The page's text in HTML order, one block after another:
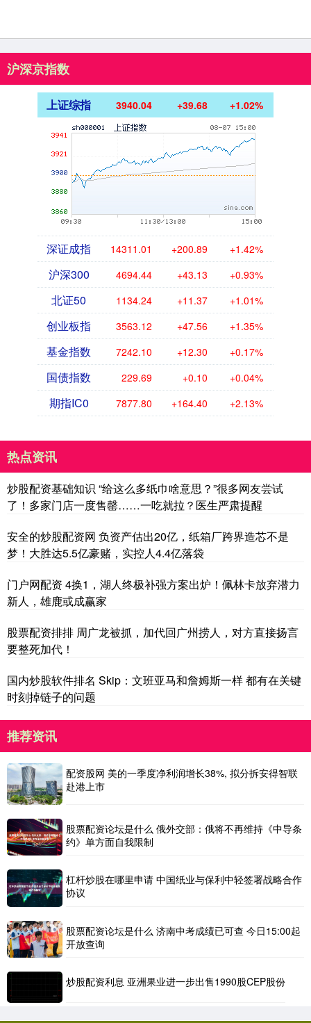
沪深京指数
上证综指 3940.04 +39.68 +1.02%
深证成指 14311.01 +200.89 +1.42%
沪深300 4694.44 +43.13 +0.93%
北证50 1134.24 +11.37 +1.01%
创业板指 3563.12 +47.56 +1.35%
基金指数 7242.10 +12.30 +0.17%
国债指数 229.69 +0.10 +0.04%
期指IC0 7877.80 +164.40 +2.13%
热点资讯
炒股配资基础知识 “给这么多纸巾啥意思？”很多网友尝试
了！多家门店一度售罄……一吃就拉？医生严肃提醒
安全的炒股配资网 负资产估出20亿，纸箱厂跨界造芯不是
梦！大胜达5.5亿豪赌，实控人4.4亿落袋
门户网配资 4换1，湖人终极补强方案出炉！佩林卡放弃潜力
新人，雄鹿或成赢家
股票配资排排 周广龙被抓，加代回广州捞人，对方直接扬言
要整死加代！
国内炒股软件排名 Skip：文班亚马和詹姆斯一样 都有在关键
时刻掉链子的问题
推荐资讯
配资股网 美的一季度净利润增长38%, 拟分拆安得智联
赴港上市
股票配资论坛是什么 俄外交部：俄将不再维持《中导条
约》单方面自我限制
杠杆炒股在哪里申请 中国纸业与保利中轻签署战略合作
协议
股票配资论坛是什么 济南中考成绩已可查 今日15:00起
开放查询
炒股配资利息 亚洲果业进一步出售1990股CEP股份